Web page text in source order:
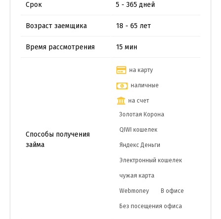
Срок 5 - 365 дней
Возраст заемщика 18 - 65 лет
Время рассмотрения 15 мин
Способы получения
займа
на карту
наличные
на счет
Золотая Корона
QIWI кошелек
Яндекс Деньги
Электронный кошелек
чужая карта
Webmoney В офисе
Без посещения офиса